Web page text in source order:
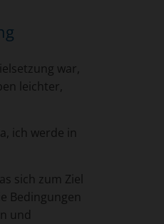
war,
leichter,
ich werde in
sich zum Ziel
Bedingungen
und